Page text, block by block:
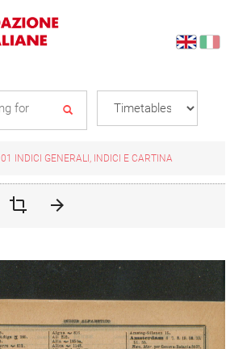
01 INDICI GENERALI, INDICI E CARTINA